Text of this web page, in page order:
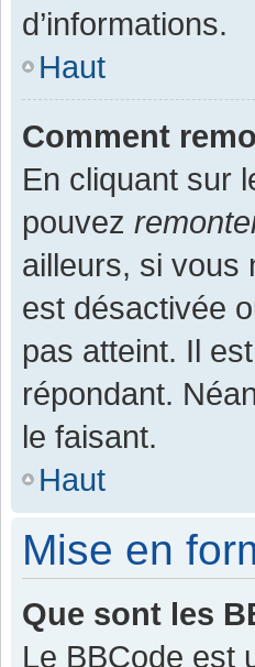
d’informations.
Haut
Comment
En cliquant sur
pouvez
ailleurs, si vous
est désactivée
pas atteint. Il
répondant.
le faisant.
Haut
Mise en
Que sont les
Le BBCode est